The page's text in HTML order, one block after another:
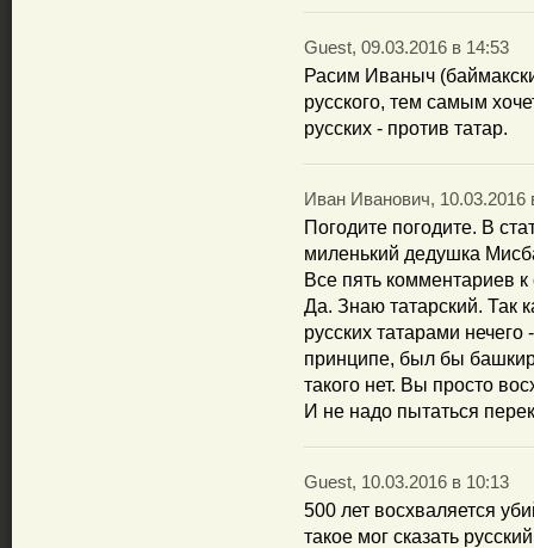
Guest, 09.03.2016 в 14:53
Расим Иваныч
русского, тем самым
русских - против татар.
Иван Иванович, 10.03.2016
Погодите погодите. В
миленький дедушка
Все пять комментариев
Да. Знаю татарский. Так
русских татарами
принципе, был бы
такого нет. Вы просто
И не надо пытаться
Guest, 10.03.2016 в 10:13
500 лет восхваляется
такое мог сказать